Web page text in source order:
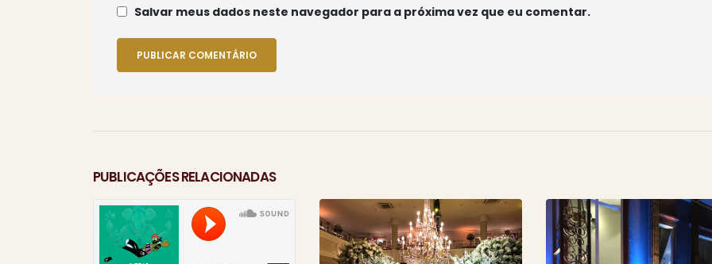
Salvar meus dados neste navegador para a próxima vez que eu comentar.
PUBLICAÇÕES RELACIONADAS